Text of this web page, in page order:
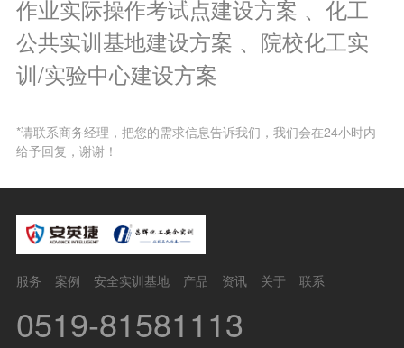
作业实际操作考试点建设方案 、化工
公共实训基地建设方案 、院校化工实
训/实验中心建设方案
*请联系商务经理，把您的需求信息告诉我们，我们会在24小时内
给予回复，谢谢！
服务 案例 安全实训基地 产品 资讯 关于 联系
0519-81581113